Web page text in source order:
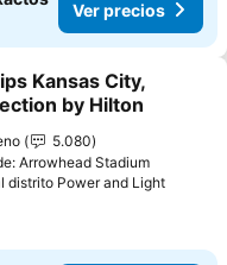
Ver precios
a favoritos
Kansas City,
by Hilton
5.080
Arrowhead Stadium
distrito Power and LightVer